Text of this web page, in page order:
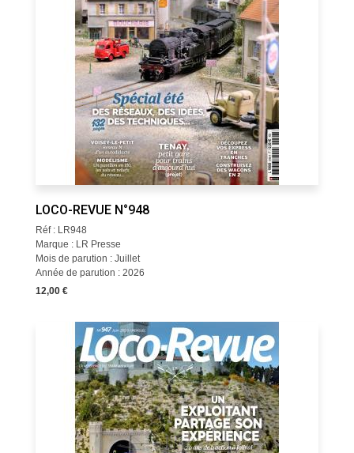
LOCO-REVUE N°948
Réf : LR948
Marque : LR Presse
Mois de parution : Juillet
Année de parution : 2026
12,00 €